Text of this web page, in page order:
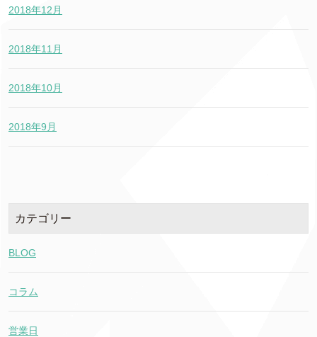
2018年12月
2018年11月
2018年10月
2018年9月
カテゴリー
BLOG
コラム
営業日